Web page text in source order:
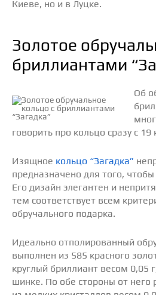
Киеве, но и в Луцке.
Золотое
бриллиантами
Об
говорить про кольцо сразу с
Изящное кольцо “Загадка”
предназначено для того,
Его дизайн элегантен и
тем соответствует всем
обручального подарка.
Идеально отполированный
выполнен из 585 красного
круглый бриллиант весом 0,05
шинке. По обе стороны от него